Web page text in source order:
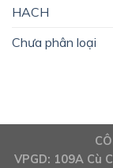
HACH
Chưa phân loại
VPGD: 109A Cù